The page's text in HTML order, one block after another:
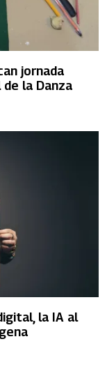
jornada
la Danza
la IA al